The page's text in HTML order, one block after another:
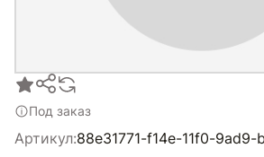
Под заказ
Артикул:88e31771-f14e-11f0-9ad9-